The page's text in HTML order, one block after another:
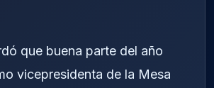
que buena parte del año
vicepresidenta de la Mesa